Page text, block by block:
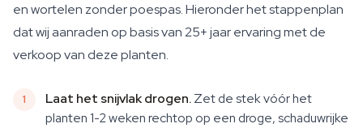
en wortelen zonder poespas. Hieronder het stappenplan
dat wij aanraden op basis van 25+ jaar ervaring met de
verkoop van deze planten.
Laat het snijvlak drogen.Zet de stek vóór het
planten 1-2 weken rechtop op een droge, schaduwrijke